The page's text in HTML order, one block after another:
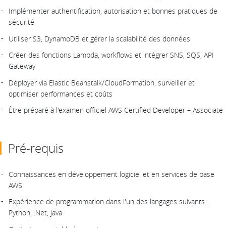
Implémenter authentification, autorisation et bonnes pratiques de
sécurité
Utiliser S3, DynamoDB et gérer la scalabilité des données
Créer des fonctions Lambda, workflows et intégrer SNS, SQS, API
Gateway
Déployer via Elastic Beanstalk/CloudFormation, surveiller et
optimiser performances et coûts
Être préparé à l'examen officiel AWS Certified Developer – Associate
Pré-requis
Connaissances en développement logiciel et en services de base
AWS
Expérience de programmation dans l'un des langages suivants :
Python, .Net, Java